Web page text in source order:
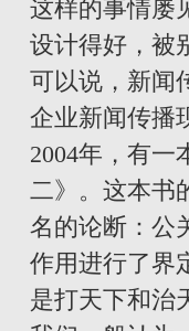
这样的事情屡
设计得好，被
可以说，新闻
企业新闻传播
2004年，有
二》。这本书
名的论断：公
作用进行了界
是打天下和治